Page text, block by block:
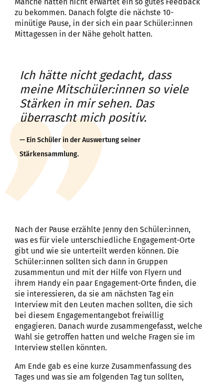
zu bekommen. Danach folgte die nächste 10-
minütige Pause, in der sich ein paar Schüler:innen
Mittagessen in der Nähe geholt hatten.
Ich hätte nicht gedacht, dass
meine Mitschüler:innen so viele
Stärken in mir sehen. Das
überrascht mich positiv.
Ein Schüler in der Auswertung seiner
Stärkensammlung.
Nach der Pause erzählte Jenny den Schüler:innen,
was es für viele unterschiedliche Engagement-Orte
gibt und wie sie unterteilt werden können. Die
Schüler:innen sollten sich dann in Gruppen
zusammentun und mit der Hilfe von Flyern und
ihrem Handy ein paar Engagement-Orte finden, die
sie interessieren, da sie am nächsten Tag ein
Interview mit den Leuten machen sollten, die sich
bei diesem Engagementangebot freiwillig
engagieren. Danach wurde zusammengefasst, welche
Wahl sie getroffen hatten und welche Fragen sie im
Interview stellen könnten.
Am Ende gab es eine kurze Zusammenfassung des
Tages und was sie am folgenden Tag tun sollten,